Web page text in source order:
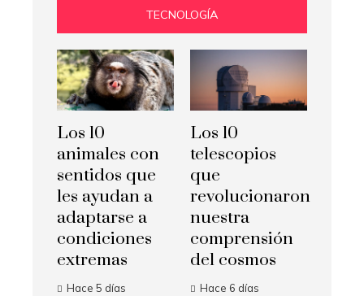
TECNOLOGÍA
Los 10
animales con
sentidos que
les ayudan a
adaptarse a
condiciones
extremas
Hace 5 días
Los 10
telescopios
que
revolucionaron
nuestra
comprensión
del cosmos
Hace 6 días